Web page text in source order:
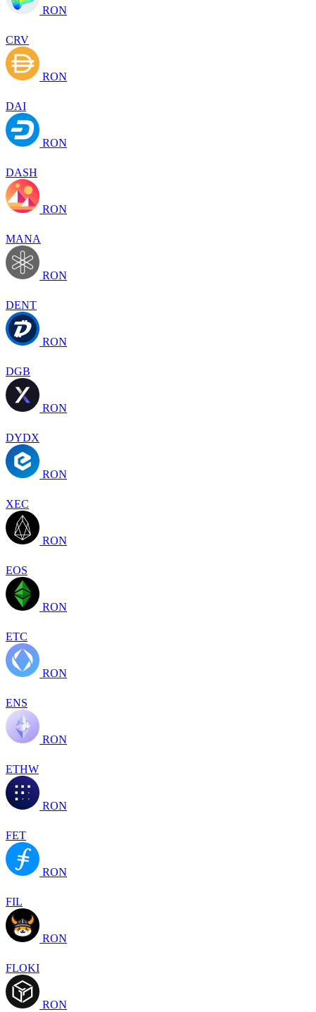
RON
CRV
RON
DAI
RON
DASH
RON
MANA
RON
DENT
RON
DGB
RON
DYDX
RON
XEC
RON
EOS
RON
ETC
RON
ENS
RON
ETHW
RON
FET
RON
FIL
RON
FLOKI
RON